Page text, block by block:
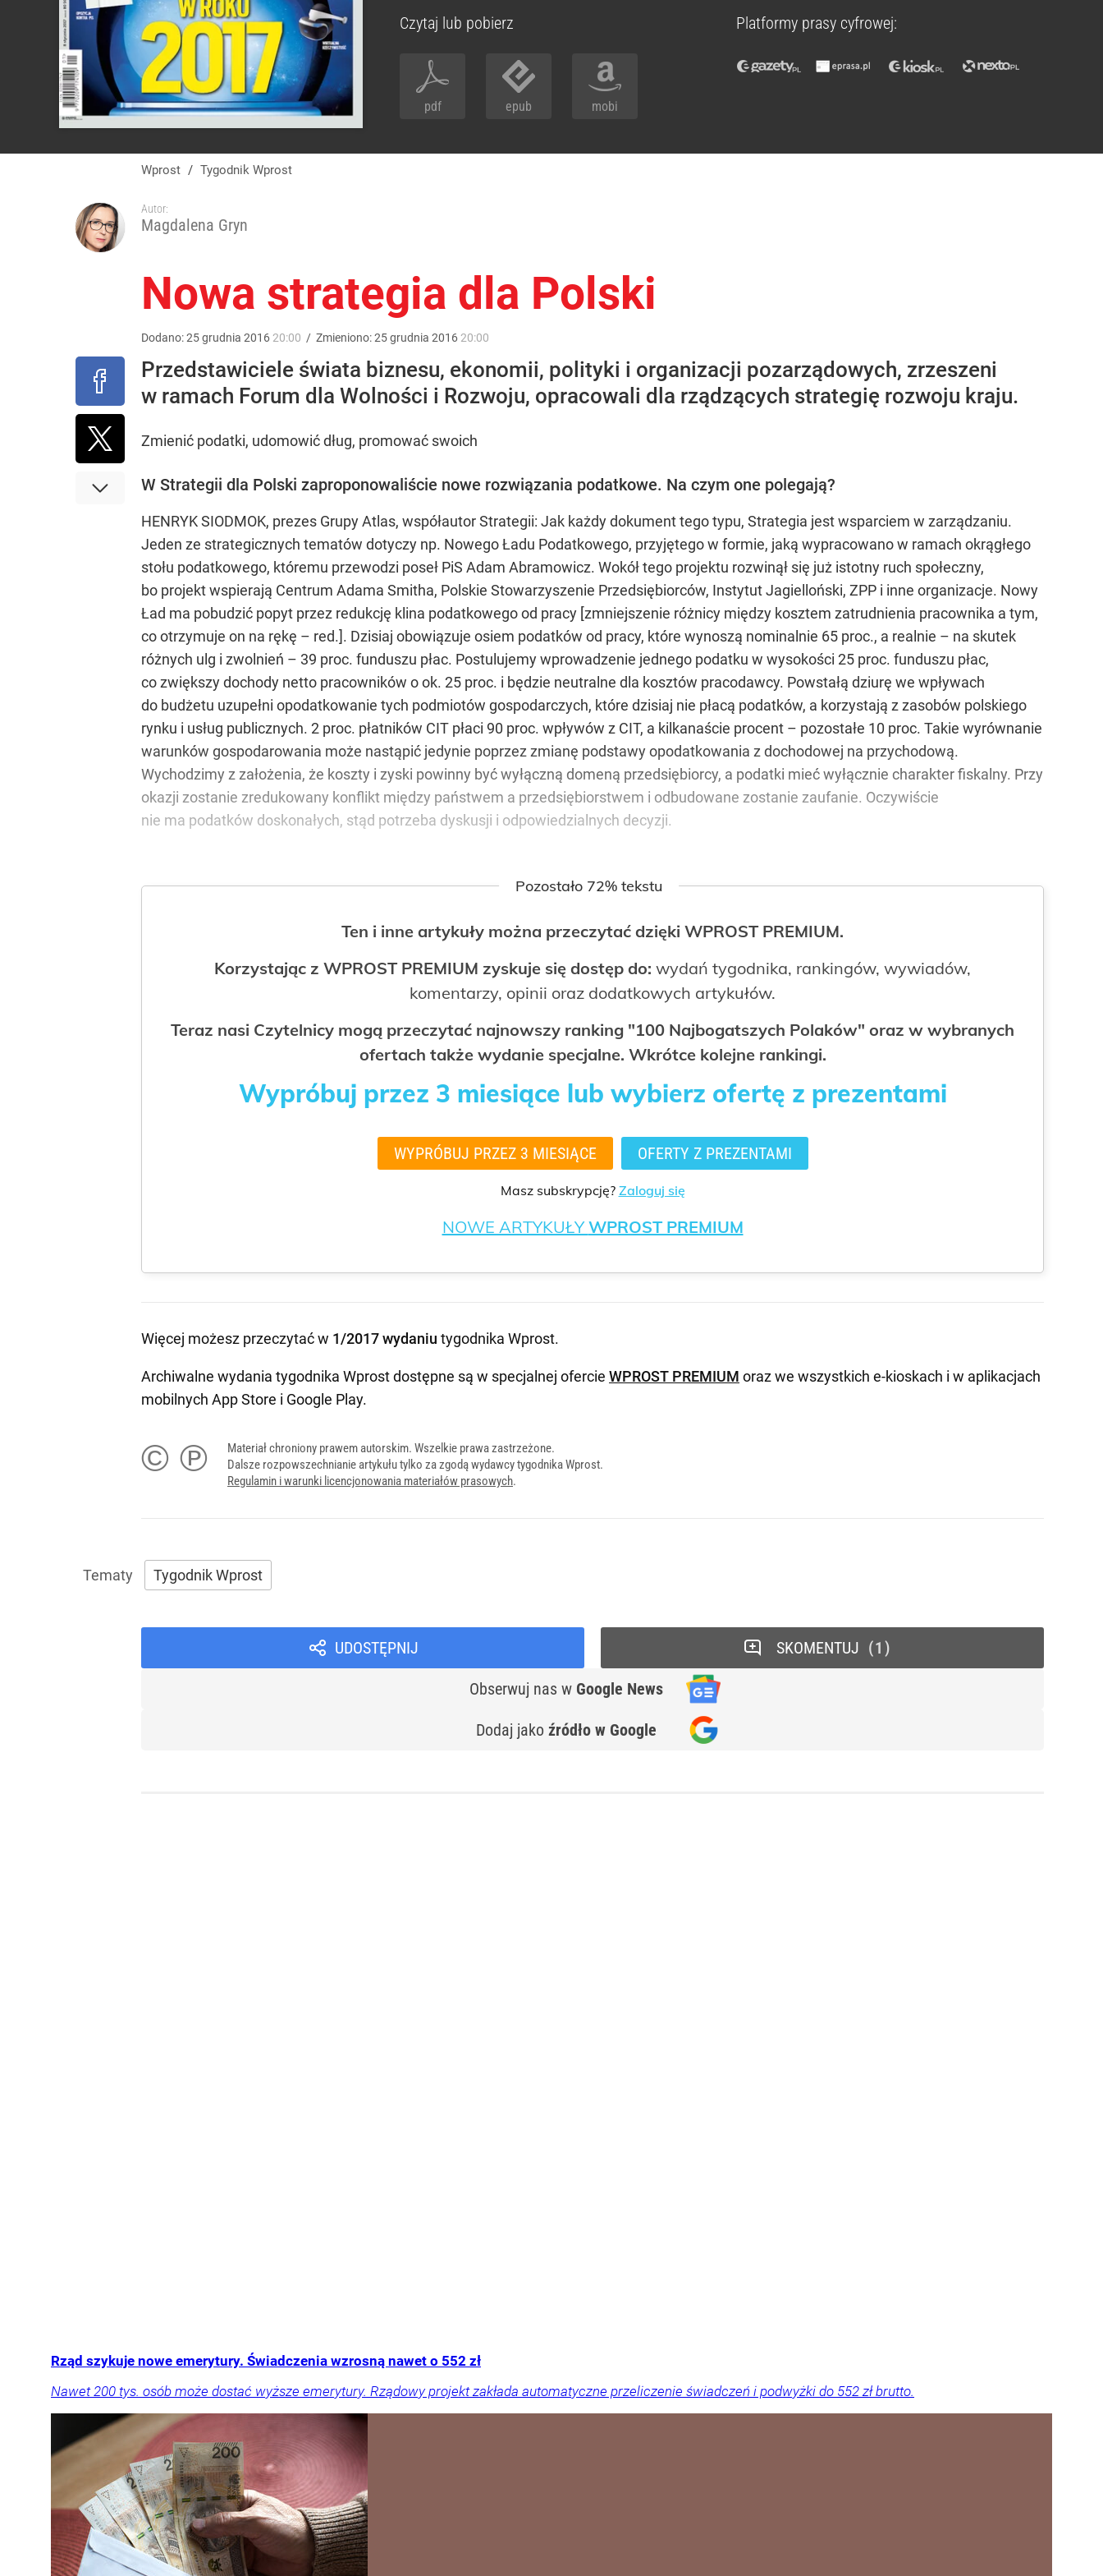
Czytaj lub pobierz
pdf epub mobi
Platformy prasy cyfrowej:
Wprost / Tygodnik Wprost
Autor:
Magdalena Gryn
Nowa strategia dla Polski
Dodano:25grudnia 2016 20:00 / Zmieniono:25grudnia 2016 20:00
Przedstawiciele świata biznesu, ekonomii, polityki i organizacji pozarządowych, zrzeszeni
w ramach Forum dla Wolności i Rozwoju, opracowali dla rządzących strategię rozwoju kraju.
Zmienić podatki, udomowić dług, promować swoich
W Strategii dla Polski zaproponowaliście nowe rozwiązania podatkowe. Na czym one polegają?
HENRYK SIODMOK, prezes Grupy Atlas, współautor Strategii: Jak każdy dokument tego typu, Strategia jest wsparciem w zarządzaniu.
Jeden ze strategicznych tematów dotyczy np. Nowego Ładu Podatkowego, przyjętego w formie, jaką wypracowano w ramach okrągłego
stołu podatkowego, któremu przewodzi poseł PiS Adam Abramowicz. Wokół tego projektu rozwinął się już istotny ruch społeczny,
bo projekt wspierają Centrum Adama Smitha, Polskie Stowarzyszenie Przedsiębiorców, Instytut Jagielloński, ZPP i inne organizacje. Nowy
Ład ma pobudzić popyt przez redukcję klina podatkowego od pracy [zmniejszenie różnicy między kosztem zatrudnienia pracownika a tym,
co otrzymuje on na rękę – red.]. Dzisiaj obowiązuje osiem podatków od pracy, które wynoszą nominalnie 65 proc., a realnie – na skutek
różnych ulg i zwolnień – 39 proc. funduszu płac. Postulujemy wprowadzenie jednego podatku w wysokości 25 proc. funduszu płac,
co zwiększy dochody netto pracowników o ok. 25 proc. i będzie neutralne dla kosztów pracodawcy. Powstałą dziurę we wpływach
do budżetu uzupełni opodatkowanie tych podmiotów gospodarczych, które dzisiaj nie płacą podatków, a korzystają z zasobów polskiego
rynku i usług publicznych. 2 proc. płatników CIT płaci 90 proc. wpływów z CIT, a kilkanaście procent – pozostałe 10 proc. Takie wyrównanie
warunków gospodarowania może nastąpić jedynie poprzez zmianę podstawy opodatkowania z dochodowej na przychodową.
Wychodzimy z założenia, że koszty i zyski powinny być wyłączną domeną przedsiębiorcy, a podatki mieć wyłącznie charakter fiskalny. Przy
okazji zostanie zredukowany konflikt między państwem a przedsiębiorstwem i odbudowane zostanie zaufanie. Oczywiście
nie ma podatków doskonałych, stąd potrzeba dyskusji i odpowiedzialnych decyzji.
Pozostało 72% tekstu
Ten i inne artykuły można przeczytać dzięki WPROST PREMIUM.
Korzystając z WPROST PREMIUM zyskuje się dostęp do: wydań tygodnika, rankingów, wywiadów,
komentarzy, opinii oraz dodatkowych artykułów.
Teraz nasi Czytelnicy mogą przeczytać najnowszy ranking "100 Najbogatszych Polaków" oraz w wybranych
ofertach także wydanie specjalne. Wkrótce kolejne rankingi.
Wypróbuj przez 3 miesiące lub wybierz ofertę z prezentami
WYPRÓBUJ PRZEZ 3 MIESIĄCE OFERTY Z PREZENTAMI
Masz subskrypcję? Zaloguj się
NOWE ARTYKUŁYWPROST PREMIUM
Więcej możesz przeczytać w 1/2017 wydaniu tygodnika Wprost.
Archiwalne wydania tygodnika Wprost dostępne są w specjalnej ofercie WPROST PREMIUM oraz we wszystkich e-kioskach i w aplikacjach
mobilnych App Store i Google Play.
© ℗
Materiał chroniony prawem autorskim. Wszelkie prawa zastrzeżone.
Dalsze rozpowszechnianie artykułu tylko za zgodą wydawcy tygodnika Wprost.
Regulamin i warunki licencjonowania materiałów prasowych.
Tygodnik Wprost
UDOSTĘPNIJ
Obserwuj nas w Google News
Dodaj jako źródło w Google
SKOMENTUJ 1
Rząd szykuje nowe emerytury. Świadczenia wzrosną nawet o 552 zł
Nawet 200 tys. osób może dostać wyższe emerytury. Rządowy projekt zakłada automatyczne przeliczenie świadczeń i podwyżki do 552 zł brutto.